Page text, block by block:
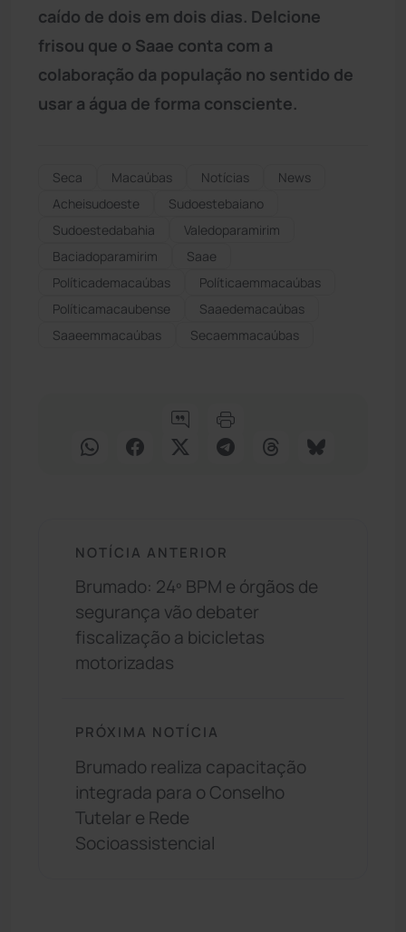
caído de dois em dois dias. Delcione
frisou que o Saae conta com a
colaboração da população no sentido de
usar a água de forma consciente.
Seca Macaúbas Notícias
News
Acheisudoeste
Sudoestebaiano
Sudoestedabahia
Valedoparamirim
Baciadoparamirim
Saae
Políticademacaúbas
Políticaemmacaúbas
Políticamacaubense
Saaedemacaúbas
Saaeemmacaúbas
Secaemmacaúbas
NOTÍCIA ANTERIOR
Brumado: 24º BPM e órgãos de
segurança vão debater
fiscalização a bicicletas
motorizadas
PRÓXIMA NOTÍCIA
Brumado realiza capacitação
integrada para o Conselho
Tutelar e Rede
Socioassistencial